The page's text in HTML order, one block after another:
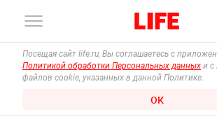
Посещая сайт life.ru, Вы соглашаетесь с
Политикой обработки Персональных данных и с
файлов cookie, указанных в данной Политике.
ОК